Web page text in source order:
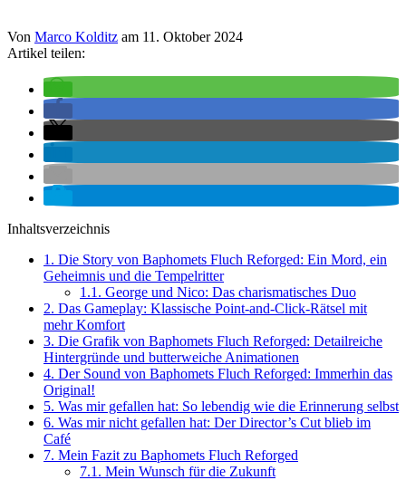
Von Marco Kolditz am 11. Oktober 2024
Artikel teilen:
Inhaltsverzeichnis
1. Die Story von Baphomets Fluch Reforged: Ein Mord, ein
Geheimnis und die Tempelritter
1.1. George und Nico: Das charismatisches Duo
2. Das Gameplay: Klassische Point-and-Click-Rätsel mit
mehr Komfort
3. Die Grafik von Baphomets Fluch Reforged: Detailreiche
Hintergründe und butterweiche Animationen
4. Der Sound von Baphomets Fluch Reforged: Immerhin das
Original!
5. Was mir gefallen hat: So lebendig wie die Erinnerung selbst
6. Was mir nicht gefallen hat: Der Director’s Cut blieb im
Café
7. Mein Fazit zu Baphomets Fluch Reforged
7.1. Mein Wunsch für die Zukunft